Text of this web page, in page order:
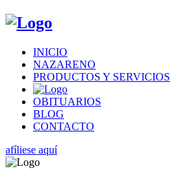
INICIO
NAZARENO
PRODUCTOS Y SERVICIOS
OBITUARIOS
BLOG
CONTACTO
afíliese aquí